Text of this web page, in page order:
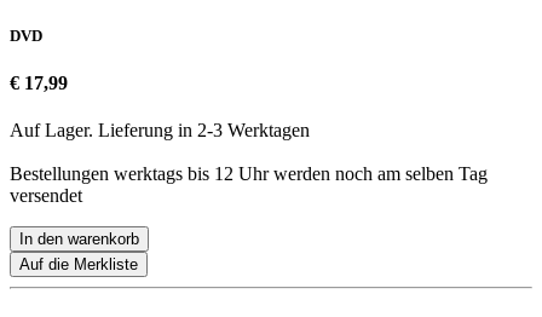
DVD
€ 17,99
Auf Lager. Lieferung in 2-3 Werktagen
Bestellungen werktags bis 12 Uhr werden noch am selben Tag
versendet
In den warenkorb
Auf die Merkliste